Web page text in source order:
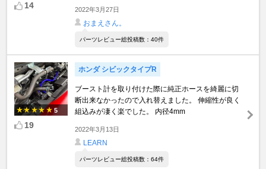
14 2022年3月27日
おまえさん。
パーツレビュー総投稿数：40件
5
19
ホンダ シビックタイプR
ブースト計を取り付けた際に純正ホースを綺麗に切
断出来なかったので入れ替えました。 伸縮性が良く
組込みが凄く楽でした。 内径4mm
2022年3月13日
LEARN
パーツレビュー総投稿数：64件